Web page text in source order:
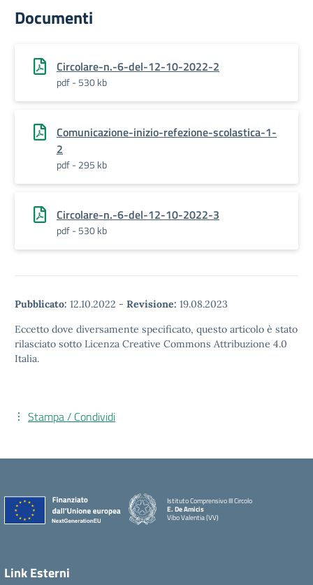
Documenti
Circolare-n.-6-del-12-10-2022-2
pdf - 530 kb
Comunicazione-inizio-refezione-scolastica-1-
2
pdf - 295 kb
Circolare-n.-6-del-12-10-2022-3
pdf - 530 kb
Pubblicato: 12.10.2022 - Revisione: 19.08.2023
Eccetto dove diversamente specificato, questo articolo è stato
rilasciato sotto Licenza Creative Commons Attribuzione 4.0
Italia.
Stampa / Condividi
Istituto Comprensivo III Circolo
E. De Amicis
Vibo Valentia (VV)
Link Esterni